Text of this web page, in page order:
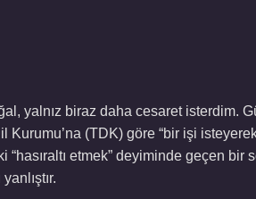
yalnız biraz daha cesaret isterdim.
Kurumu’na (TDK) göre “bir işi
etmek” deyiminde geçen bir